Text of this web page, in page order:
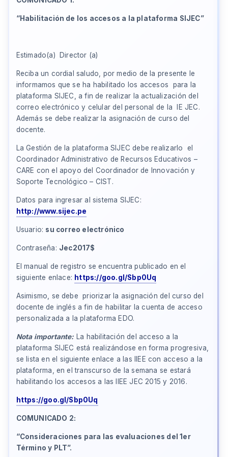
“Habilitación de los accesos a la plataforma SIJEC”
Estimado(a) Director (a)
Reciba un cordial saludo, por medio de la presente le
informamos que se ha habilitado los accesos para la
plataforma SIJEC, a fin de realizar la actualización del
correo electrónico y celular del personal de la IE JEC.
Además se debe realizar la asignación de curso del
docente.
La Gestión de la plataforma SIJEC debe realizarlo el
Coordinador Administrativo de Recursos Educativos –
CARE con el apoyo del Coordinador de Innovación y
Soporte Tecnológico – CIST.
Datos para ingresar al sistema SIJEC:
http://www.sijec.pe
Usuario: su correo electrónico
Contraseña: Jec2017$
El manual de registro se encuentra publicado en el
siguiente enlace: https://goo.gl/Sbp0Uq
Asimismo, se debe priorizar la asignación del curso del
docente de inglés a fin de habilitar la cuenta de acceso
personalizada a la plataforma EDO.
Nota importante: La habilitación del acceso a la
plataforma SIJEC está realizándose en forma progresiva,
se lista en el siguiente enlace a las IIEE con acceso a la
plataforma, en el transcurso de la semana se estará
habilitando los accesos a las IIEE JEC 2015 y 2016.
https://goo.gl/Sbp0Uq
COMUNICADO 2:
“Consideraciones para las evaluaciones del 1er
Término y PLT”.